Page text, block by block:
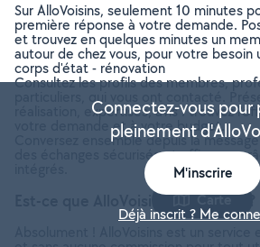
Sur AlloVoisins, seulement 10 minutes
première réponse à votre demande.
et trouvez en quelques minutes un
autour de chez vous, pour votre
corps d'état - rénovation
Consultez les profils des membres,
particuliers, qui vous ont contacté.
réalisation, expertises, avis : trouvez
votre demande et à votre budget.
Conversez ensemble depuis la
des échanges sécurisés et efficaces
Est-ce que AlloVoisins est gratuit ?
Carte
Connectez-vous
pleinement
M'inscrire
Déjà inscrit ? Me